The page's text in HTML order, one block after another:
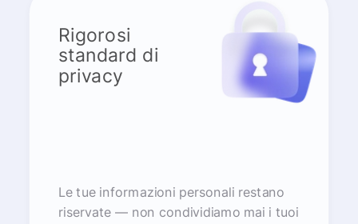
Rigorosi
standard di
privacy
Le tue informazioni personali restano
riservate — non condividiamo mai i tuoi